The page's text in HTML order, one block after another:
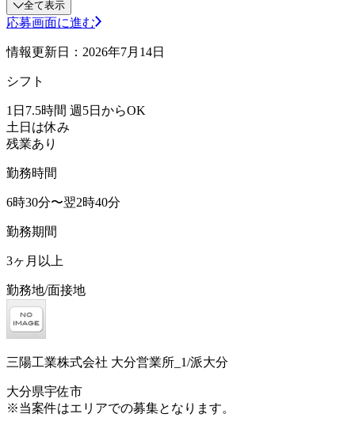
全て表示
応募画面に進む
情報更新日：2026年7月14日
シフト
1日7.5時間 週5日からOK
土日は休み
残業あり
勤務時間
6時30分〜翌2時40分
勤務期間
3ヶ月以上
勤務地/面接地
三陽工業株式会社 大分営業所_1/派大分
大分県宇佐市
※当案件はエリアでの募集となります。